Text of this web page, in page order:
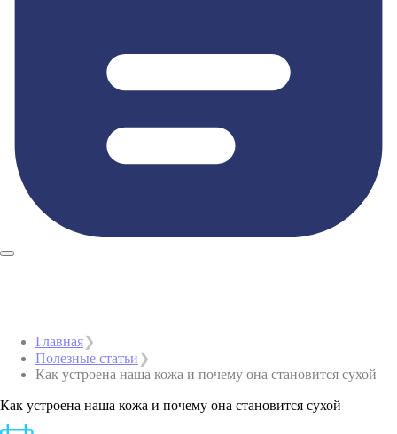
Главная
Полезные статьи
Как устроена наша кожа и почему она становится сухой
Как устроена наша кожа и почему она становится сухой